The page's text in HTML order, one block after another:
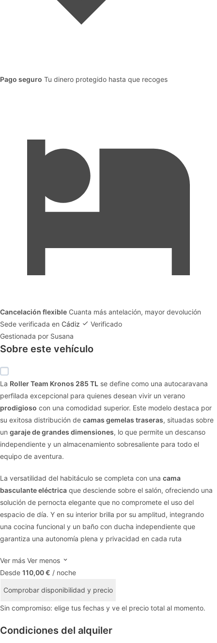
Pago seguro Tu dinero protegido hasta que recoges
Cancelación flexible Cuanta más antelación, mayor devolución
Sede verificada en Cádiz
Verificado
Gestionada por Susana
Sobre este vehículo
La Roller Team Kronos 285 TL se define como una autocaravana
perfilada excepcional para quienes desean vivir un verano
prodigioso con una comodidad superior. Este modelo destaca por
su exitosa distribución de camas gemelas traseras, situadas sobre
un garaje de grandes dimensiones, lo que permite un descanso
independiente y un almacenamiento sobresaliente para todo el
equipo de aventura.
La versatilidad del habitáculo se completa con una cama
basculante eléctrica que desciende sobre el salón, ofreciendo una
solución de pernocta elegante que no compromete el uso del
espacio de día. Y en su interior brilla por su amplitud, integrando
una cocina funcional y un baño con ducha independiente que
garantiza una autonomía plena y privacidad en cada ruta
Ver más Ver menos
Desde 110,00 € / noche
Comprobar disponibilidad y precio
Sin compromiso: elige tus fechas y ve el precio total al momento.
Condiciones del alquiler